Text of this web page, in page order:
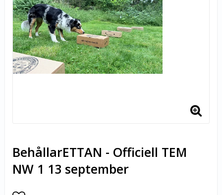
BehållarETTAN - Officiell TEM
NW 1 13 september